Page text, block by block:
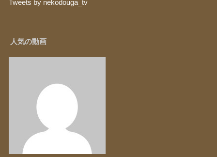
Tweets by nekodouga_tv
人気の動画